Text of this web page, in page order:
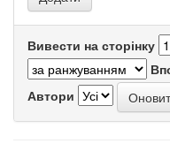
Вивести на сторінку
Автори